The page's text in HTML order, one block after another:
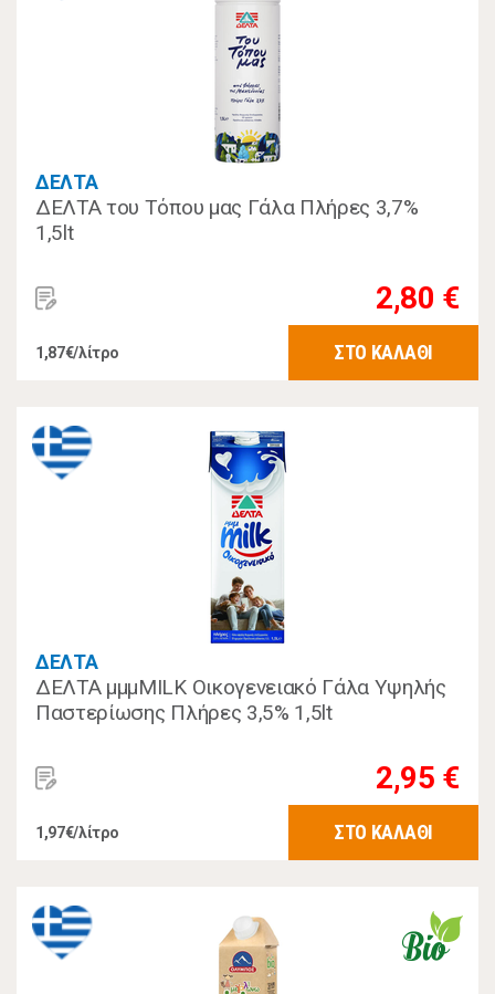
ΔΕΛΤΑ
ΔΕΛΤΑ του Τόπου μας Γάλα Πλήρες 3,7%
1,5lt
2,80 €
1,87€/λίτρο ΣΤΟ ΚΑΛΑΘΙ
ΔΕΛΤΑ
ΔΕΛΤΑ μμμMILK Οικογενειακό Γάλα Υψηλής
Παστερίωσης Πλήρες 3,5% 1,5lt
2,95 €
1,97€/λίτρο ΣΤΟ ΚΑΛΑΘΙ